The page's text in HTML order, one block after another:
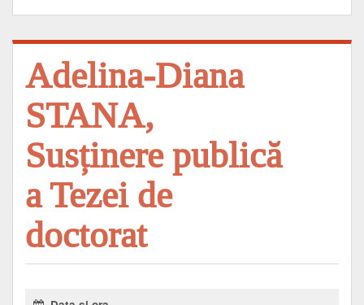
Adelina-Diana
STANA,
Susținere publică
a Tezei de
doctorat